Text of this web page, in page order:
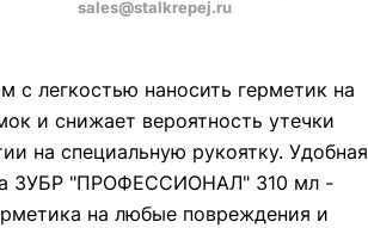
sales@stalkrepej.ru
легкостью наносить герметик на
и снижает вероятность утечки
на специальную рукоятку. Удобная
ЗУБР "ПРОФЕССИОНАЛ" 310 мл -
на любые повреждения и